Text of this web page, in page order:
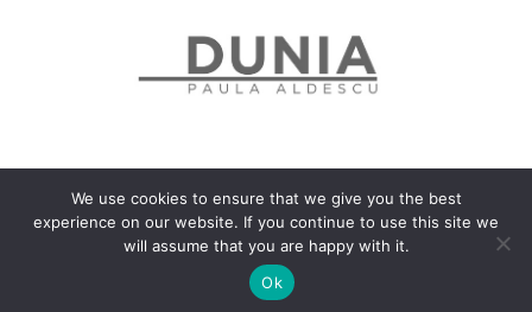
Politica de confidențialitate
Politică privind fișierele cookies
Copyrights © 2018 Dunia
We use cookies to ensure that we give you the best
experience on our website. If you continue to use this site we
will assume that you are happy with it.
Ok